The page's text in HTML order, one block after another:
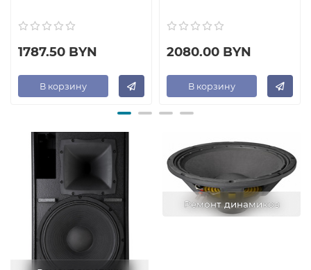
1787.50 BYN
В корзину
2080.00 BYN
В корзину
Ремонт динамиков